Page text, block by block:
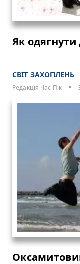
Як
СВІТ ЗАХОПЛЕНЬ
Редакція Час Пік